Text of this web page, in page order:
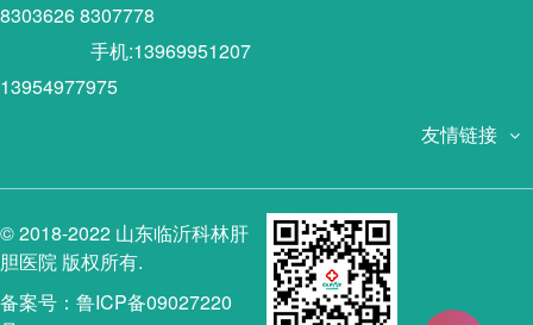
8303626 8307778
手机:13969951207
13954977975
友情链接
© 2018-2022 山东临沂科林肝
胆医院 版权所有.
备案号：鲁ICP备09027220